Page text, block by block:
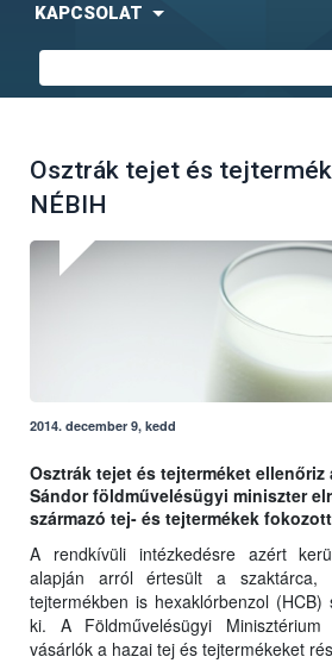
KAPCSOLAT
Osztrák tejet és
NÉBIH
2014. december 9, kedd
Osztrák tejet és tejterméket ellenőriz
Sándor földművelésügyi miniszter
származó tej- és tejtermékek
A rendkívüli intézkedésre azért
alapján arról értesült a szaktárca,
tejtermékben is hexaklórbenzol (HCB)
ki. A Földművelésügyi
vásárlók a hazai tej és tejtermékeket